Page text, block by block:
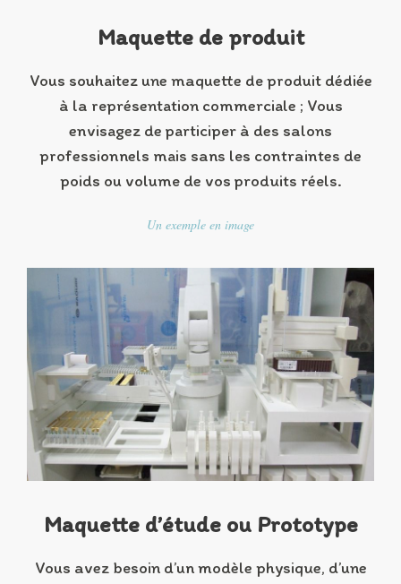
Maquette de produit
Vous souhaitez une maquette de produit dédiée
à la représentation commerciale ; Vous
envisagez de participer à des salons
professionnels mais sans les contraintes de
poids ou volume de vos produits réels.
Un exemple en image
Maquette d’étude ou Prototype
Vous avez besoin d’un modèle physique, d’une